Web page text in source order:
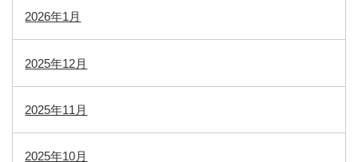
2026年1月
2025年12月
2025年11月
2025年10月